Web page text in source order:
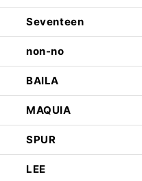
Seventeen
non-no
BAILA
MAQUIA
SPUR
LEE